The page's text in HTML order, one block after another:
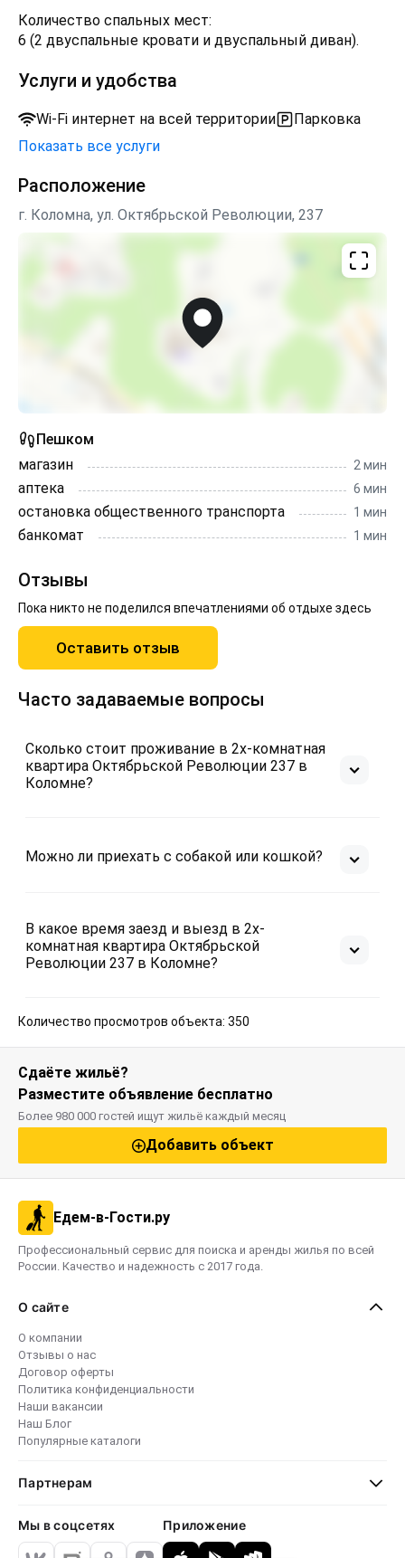
Количество спальных мест:
6 (2 двуспальные кровати и двуспальный диван).
Услуги и удобства
Wi-Fi интернет на всей территории
Парковка
Показать все услуги
Расположение
г. Коломна, ул. Октябрьской Революции, 237
Пешком
магазин
2 мин
аптека 6 мин
остановка общественного транспорта 1 мин
банкомат 1 мин
Отзывы
Пока никто не поделился впечатлениями об отдыхе здесь
Оставить отзыв
Часто задаваемые вопросы
Сколько стоит проживание в 2х-комнатная
квартира Октябрьской Революции 237 в
Коломне?
Можно ли приехать с собакой или кошкой?
В какое время заезд и выезд в 2х-
комнатная квартира Октябрьской
Революции 237 в Коломне?
Количество просмотров объекта: 350
Сдаёте жильё?
Разместите объявление бесплатно
Более 980 000 гостей ищут жильё каждый месяц
Добавить объект
Едем-в-Гости.ру
Профессиональный сервис для поиска и аренды жилья по всей
России. Качество и надежность с 2017 года.
О сайте
О компании
Отзывы о нас
Договор оферты
Политика конфиденциальности
Наши вакансии
Наш Блог
Популярные каталоги
Партнерам
Мы в соцсетях Приложение